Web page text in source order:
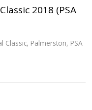
2018 (PSA
Classic, Palmerston, PSA